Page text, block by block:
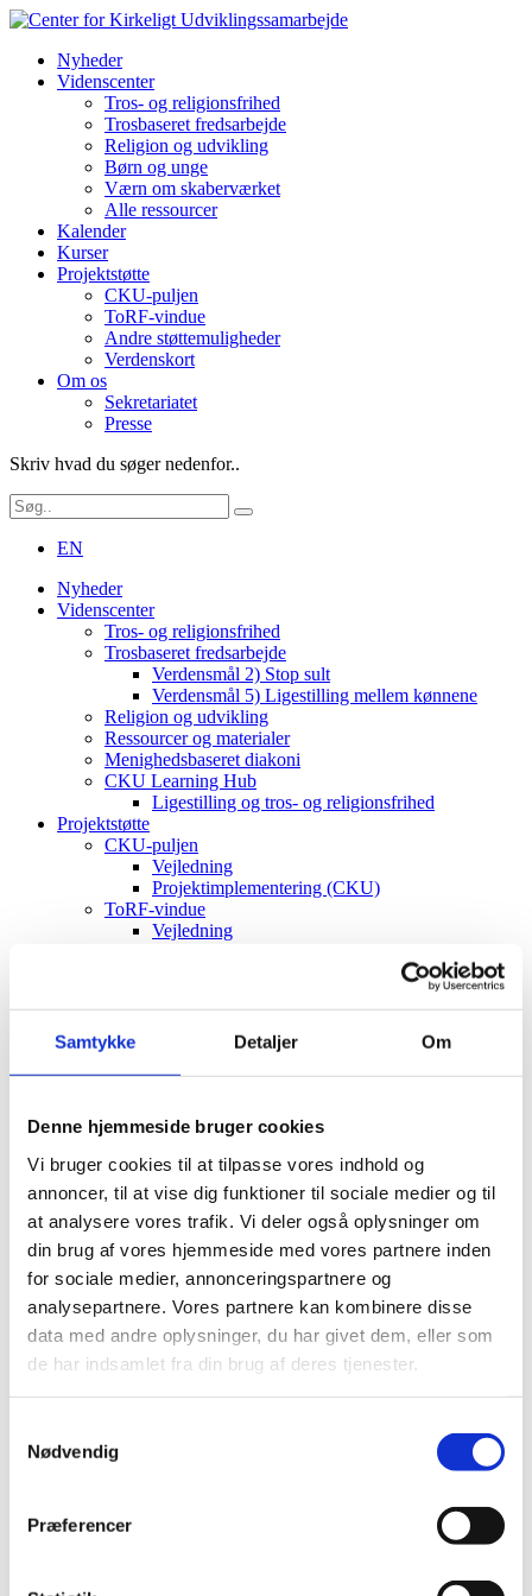
Samtykke Detaljer Om
Denne hjemmeside bruger cookies
Vi bruger cookies til at tilpasse vores indhold og
annoncer, til at vise dig funktioner til sociale medier og til
at analysere vores trafik. Vi deler også oplysninger om
din brug af vores hjemmeside med vores partnere inden
for sociale medier, annonceringspartnere og
analysepartnere. Vores partnere kan kombinere disse
data med andre oplysninger, du har givet dem, eller som
de har indsamlet fra din brug af deres tjenester.
Nødvendig
Præferencer
Nyheder
Videnscenter
Tros- og religionsfrihed
Trosbaseret fredsarbejde
Religion og udvikling
Børn og unge
Værn om skaberværket
Alle ressourcer
Kalender
Kurser
Projektstøtte
CKU-puljen
ToRF-vindue
Andre støttemuligheder
Verdenskort
Om os
Sekretariatet
Presse
Skriv hvad du søger nedenfor..
EN
Nyheder
Videnscenter
Tros- og religionsfrihed
Trosbaseret fredsarbejde
Verdensmål 2) Stop sult
Verdensmål 5) Ligestilling mellem kønnene
Religion og udvikling
Ressourcer og materialer
Menighedsbaseret diakoni
CKU Learning Hub
Ligestilling og tros- og religionsfrihed
Projektstøtte
CKU-puljen
Vejledning
Projektimplementering (CKU)
ToRF-vindue
Vejledning
Verdenskort
Om os
Det diakonale arbejde
Forandringsteori
Hvordan arbejder vi?
Folkelig forankring
Organisation
Bestyrelse og Bevillingsudvalg
Økonomi
Medlemmer og partnere
Se flere kontaktoplysninger
Kalender
Kurser
Reconciliation and Conflict Prevention
Projektnummer